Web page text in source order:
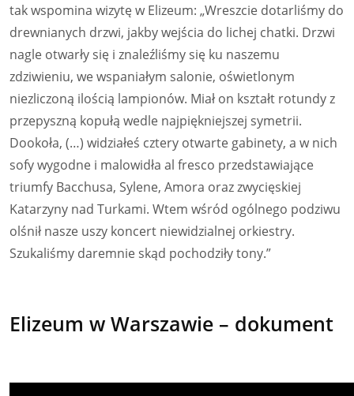
tak wspomina wizytę w Elizeum: „Wreszcie dotarliśmy do
drewnianych drzwi, jakby wejścia do lichej chatki. Drzwi
nagle otwarły się i znaleźliśmy się ku naszemu
zdziwieniu, we wspaniałym salonie, oświetlonym
niezliczoną ilością lampionów. Miał on kształt rotundy z
przepyszną kopułą wedle najpiękniejszej symetrii.
Dookoła, (…) widziałeś cztery otwarte gabinety, a w nich
sofy wygodne i malowidła al fresco przedstawiające
triumfy Bacchusa, Sylene, Amora oraz zwycięskiej
Katarzyny nad Turkami. Wtem wśród ogólnego podziwu
olśnił nasze uszy koncert niewidzialnej orkiestry.
Szukaliśmy daremnie skąd pochodziły tony.”
Elizeum w Warszawie – dokument